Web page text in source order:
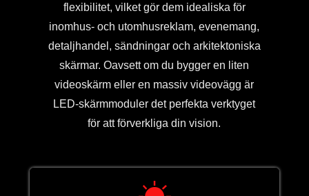
flexibilitet, vilket gör dem idealiska för
inomhus- och utomhusreklam, evenemang,
detaljhandel, sändningar och arkitektoniska
skärmar. Oavsett om du bygger en liten
videoskärm eller en massiv videovägg är
LED-skärmmoduler det perfekta verktyget
för att förverkliga din vision.